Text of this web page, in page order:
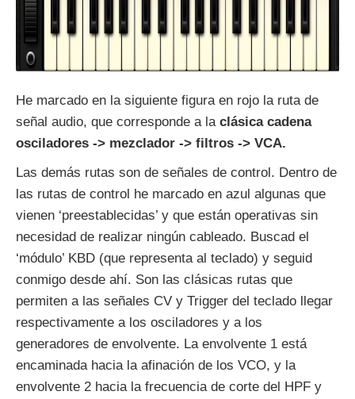
He marcado en la siguiente figura en rojo la ruta de
señal audio, que corresponde a la clásica cadena
osciladores -> mezclador -> filtros -> VCA.
Las demás rutas son de señales de control. Dentro de
las rutas de control he marcado en azul algunas que
vienen ‘preestablecidas’ y que están operativas sin
necesidad de realizar ningún cableado. Buscad el
‘módulo’ KBD (que representa al teclado) y seguid
conmigo desde ahí. Son las clásicas rutas que
permiten a las señales CV y Trigger del teclado llegar
respectivamente a los osciladores y a los
generadores de envolvente. La envolvente 1 está
encaminada hacia la afinación de los VCO, y la
envolvente 2 hacia la frecuencia de corte del HPF y